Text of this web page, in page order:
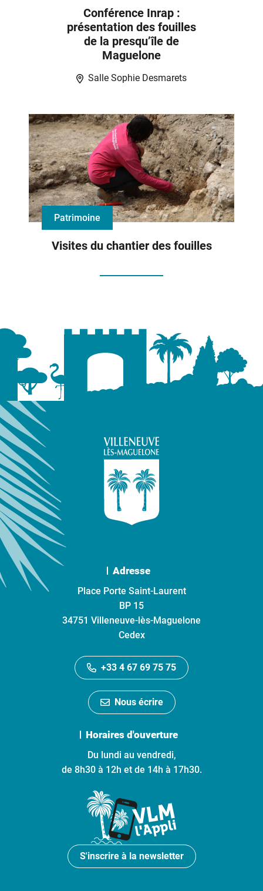
Conférence Inrap :
présentation des fouilles
de la presqu’île de
Maguelone
Salle Sophie Desmarets
Patrimoine
Visites du chantier des fouilles
Adresse
Place Porte Saint-Laurent
BP 15
34751 Villeneuve-lès-Maguelone
Cedex
+33 4 67 69 75 75
Nous écrire
Horaires d'ouverture
Du lundi au vendredi,
de 8h30 à 12h et de 14h à 17h30.
S'inscrire à la newsletter